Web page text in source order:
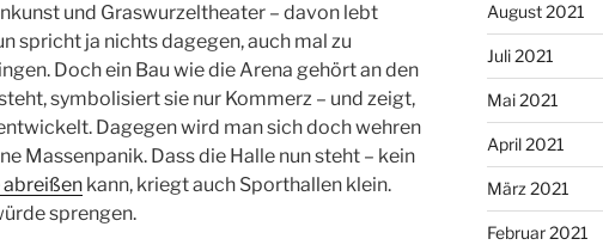
und Graswurzeltheater – davon lebt
spricht ja nichts dagegen, auch mal zu
Doch ein Bau wie die Arena gehört an den
symbolisiert sie nur Kommerz – und zeigt,
Dagegen wird man sich doch wehren
Massenpanik. Dass die Halle nun steht – kein
abreißen kann, kriegt auch Sporthallen klein.
sprengen.
August 2021
Juli 2021
Mai 2021
April 2021
März 2021
Februar 2021